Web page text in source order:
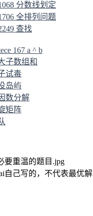
分数线划定
全排列问题
查找
167 a ^ b
子数组和
试毒
岛屿
数分解
矩阵
要重温的题目.jpg
自己写的，不代表最优解